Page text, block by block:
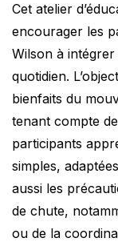
Cet atelier
encourager les
Wilson à intégrer
quotidien.
bienfaits du
tenant compte
participants
simples,
aussi les
de chute,
ou de la